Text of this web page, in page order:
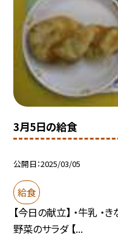
3月5日の給食
公開日 2025/03/05
給食
【今日の献立】 ・牛乳 ・
野菜のサラダ 【...